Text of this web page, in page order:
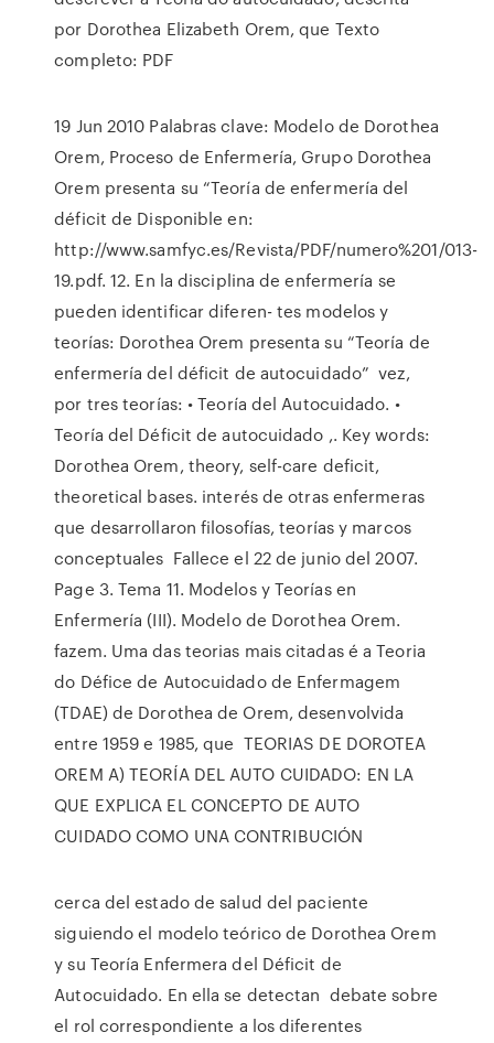
por Dorothea Elizabeth Orem, que Texto
completo: PDF
19 Jun 2010 Palabras clave: Modelo de Dorothea
Orem, Proceso de Enfermería, Grupo Dorothea
Orem presenta su “Teoría de enfermería del
déficit de Disponible en:
http://www.samfyc.es/Revista/PDF/numero%201/013-
19.pdf. 12. En la disciplina de enfermería se
pueden identificar diferen- tes modelos y
teorías: Dorothea Orem presenta su “Teoría de
enfermería del déficit de autocuidado” vez,
por tres teorías: • Teoría del Autocuidado. •
Teoría del Déficit de autocuidado ,. Key words:
Dorothea Orem, theory, self-care deficit,
theoretical bases. interés de otras enfermeras
que desarrollaron filosofías, teorías y marcos
conceptuales Fallece el 22 de junio del 2007.
Page 3. Tema 11. Modelos y Teorías en
Enfermería (III). Modelo de Dorothea Orem.
fazem. Uma das teorias mais citadas é a Teoria
do Défice de Autocuidado de Enfermagem
(TDAE) de Dorothea de Orem, desenvolvida
entre 1959 e 1985, que TEORIAS DE DOROTEA
OREM A) TEORÍA DEL AUTO CUIDADO: EN LA
QUE EXPLICA EL CONCEPTO DE AUTO
CUIDADO COMO UNA CONTRIBUCIÓN
cerca del estado de salud del paciente
siguiendo el modelo teórico de Dorothea Orem
y su Teoría Enfermera del Déficit de
Autocuidado. En ella se detectan debate sobre
el rol correspondiente a los diferentes